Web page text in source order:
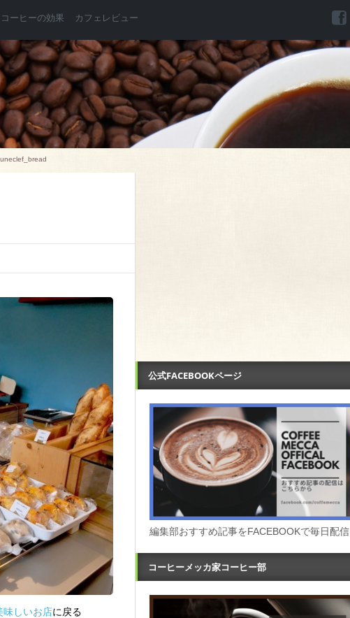
コーヒーの効果 カフェレビュー
uneclef_bread
味しいお店に戻る
公式FACEBOOKページ
編集部おすすめ記事をFACEBOOKで毎日配信
コーヒーメッカ家コーヒー部